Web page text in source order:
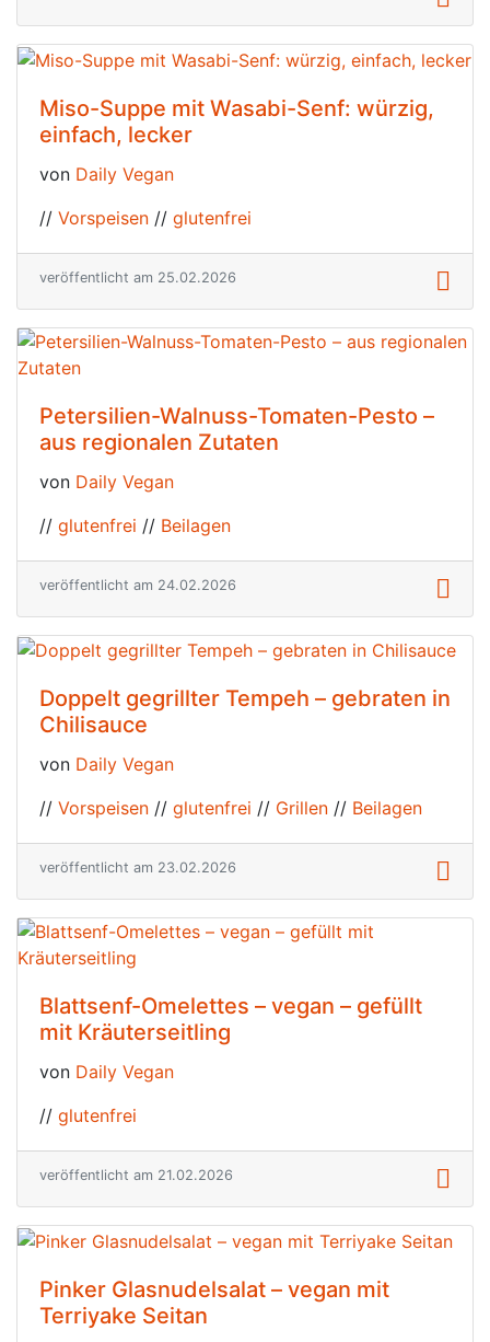
Miso-Suppe mit Wasabi-Senf: würzig,
einfach, lecker
von Daily Vegan
// Vorspeisen // glutenfrei
veröffentlicht am 25.02.2026
Petersilien-Walnuss-Tomaten-Pesto –
aus regionalen Zutaten
von Daily Vegan
// glutenfrei // Beilagen
veröffentlicht am 24.02.2026
Doppelt gegrillter Tempeh – gebraten in
Chilisauce
von Daily Vegan
// Vorspeisen // glutenfrei // Grillen // Beilagen
veröffentlicht am 23.02.2026
Blattsenf-Omelettes – vegan – gefüllt
mit Kräuterseitling
von Daily Vegan
// glutenfrei
veröffentlicht am 21.02.2026
Pinker Glasnudelsalat – vegan mit
Terriyake Seitan